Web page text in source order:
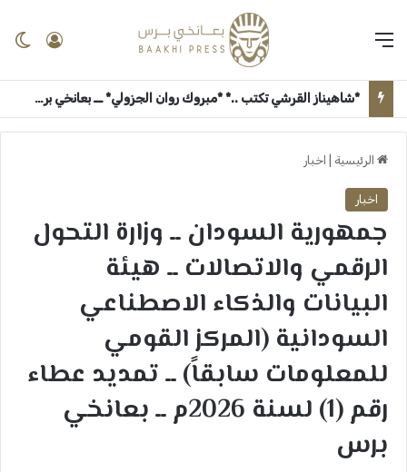
*شاهيناز القرشي تكتب ..* *مبروك روان الجزولي* ــ بعانخي برس
الرئيسية اخبار
اخبار
جمهورية السودان ــ وزارة التحول
الرقمي والاتصالات ــ هيئة
البيانات والذكاء الاصطناعي
السودانية (المركز القومي
للمعلومات سابقاً) ــ ​تمديد عطاء
رقم (1) لسنة 2026م ــ بعانخي
برس